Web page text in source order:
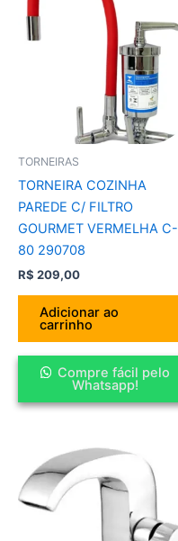
TORNEIRAS
TORNEIRA COZINHA
PAREDE C/ FILTRO
GOURMET VERMELHA C-
80 290708
R$ 209,00
Adicionar ao
carrinho
Compre fácil pelo
Whatsapp!